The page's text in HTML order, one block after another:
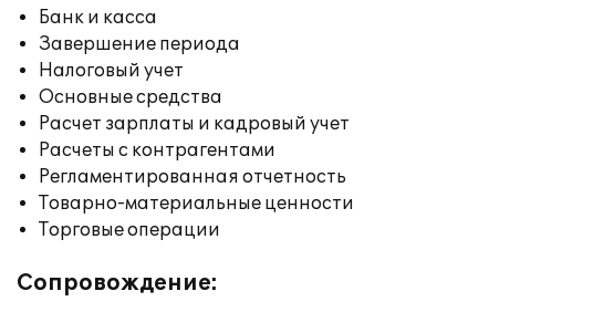
Банк и касса
Завершение периода
Налоговый учет
Основные средства
Расчет зарплаты и кадровый учет
Расчеты с контрагентами
Регламентированная отчетность
Товарно-материальные ценности
Торговые операции
Сопровождение: